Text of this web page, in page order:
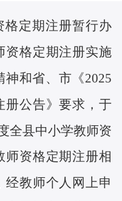
格定期注册暂行办
资格定期注册实施
神和省、市《2025
册公告》要求，于
全县中小学教师资
师资格定期注册相
经教师个人网上申